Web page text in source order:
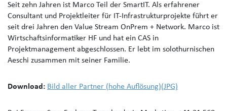
Seit zehn Jahren ist Marco Teil der SmartIT. Als erfahrener
Consultant und Projektleiter für IT-Infrastrukturprojekte führt er
seit drei Jahren den Value Stream OnPrem + Network. Marco ist
Wirtschaftsinformatiker HF und hat ein CAS in
Projektmanagement abgeschlossen. Er lebt im solothurnischen
Aeschi zusammen mit seiner Familie.
Download: Bild aller Partner (hohe Auflösung)(JPG)